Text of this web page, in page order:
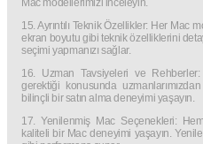
Mac modellerimizi inceleyin.
15. Ayrıntılı Teknik Özellikler: Her Mac
ekran boyutu gibi teknik özelliklerini
seçimi yapmanızı sağlar.
16. Uzman Tavsiyeleri ve
gerektiği konusunda
bilinçli bir satın alma deneyimi yaşayın.
17. Yenilenmiş Mac Seçenekleri:
kaliteli bir Mac deneyimi yaşayın.